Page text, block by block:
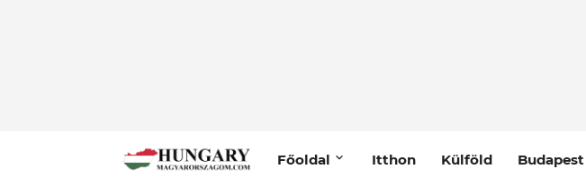
Főoldal Itthon Külföld Budapest